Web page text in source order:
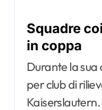
Squadre
in coppa
Durante la
per club di